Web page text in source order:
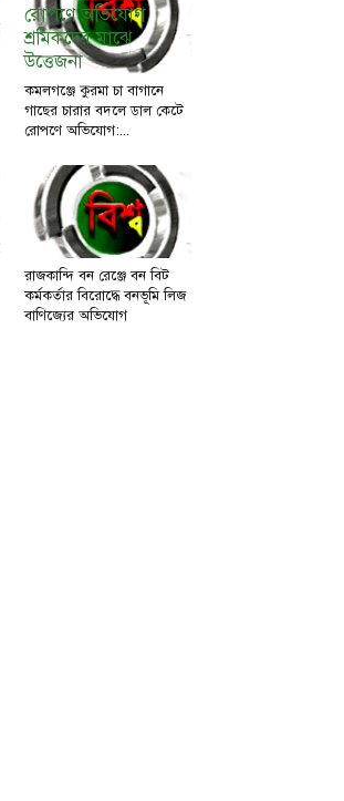
কমলগঞ্জে কুরমা চা বাগানে
গাছের চারার বদলে ডাল কেটে
রোপণে অভিযোগ:...
রাজকান্দি বন রেঞ্জে বন বিট
কর্মকর্তার বিরোদ্ধে বনভূমি লিজ
বাণিজ্যের অভিযোগ